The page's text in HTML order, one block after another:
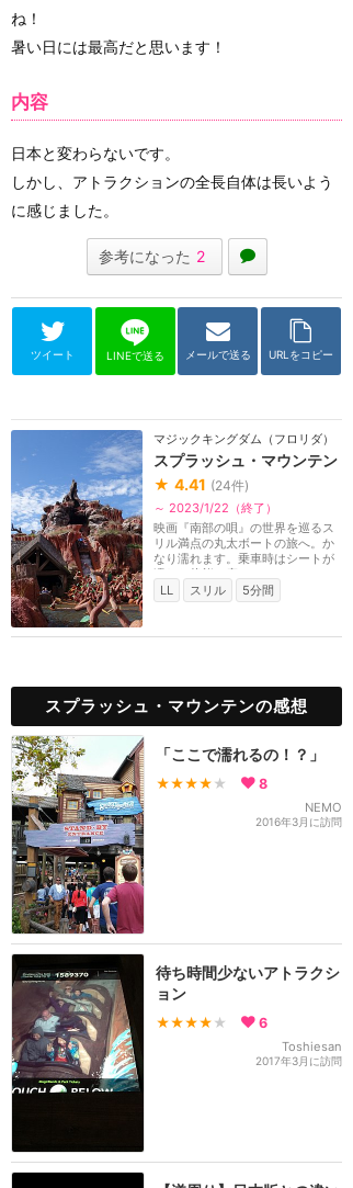
ね！
暑い日には最高だと思います！
内容
日本と変わらないです。
しかし、アトラクションの全長自体は長いよう
に感じました。
参考になった 2
ツイート LINEで送る メールで送る URLをコピー
マジックキングダム（フロリダ）
スプラッシュ・マウンテン
★ 4.41 (24件)
～ 2023/1/22（終了）
映画『南部の唄』の世界を巡るス
リル満点の丸太ボートの旅へ。か
なり濡れます。乗車時はシートが
濡れた状態で座る...
LL
スリル 5分間
スプラッシュ・マウンテンの感想
「ここで濡れるの！？」
★★★★ ★ 8
NEMO
2016年3月に訪問
待ち時間少ないアトラクシ
ョン
★★★★ ★ 6
Toshiesan
2017年3月に訪問